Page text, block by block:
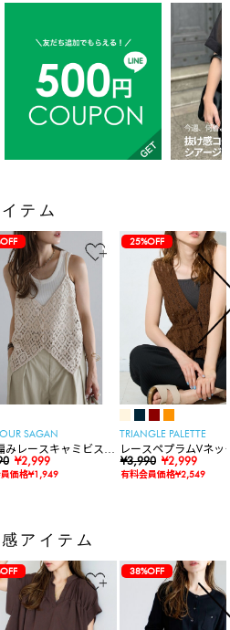
テム
SAGAN
みレースキャミビスチ
¥2,999
価格¥1,949
25%OFF
TRIANGLE PALETTE
レースペプラムVネッ
ト
¥3,990 ¥2,999
有料会員価格¥2,549
アイテム
38%OFF